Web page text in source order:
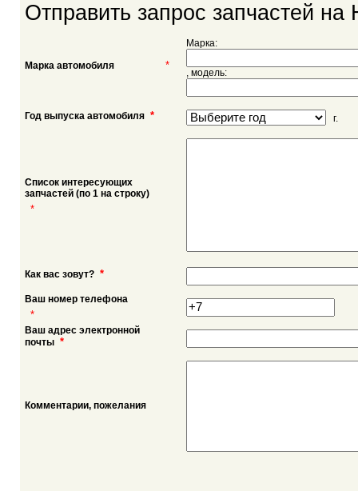
Отправить запрос запчастей на
Марка автомобиля *
Марка:
, модель:
Год выпуска автомобиля * г.
Список интересующих
запчастей (по 1 на строку)
*
Как вас зовут? *
Ваш номер телефона
*
Ваш адрес электронной
почты *
Комментарии, пожелания